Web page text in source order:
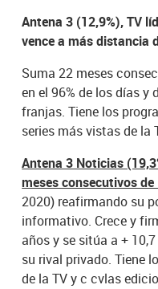
Antena 3 (12,9%), TV
vence a más distancia
Suma 22 meses
en el 96% de los días
franjas. Tiene los
series más vistas de la
Antena 3 Noticias
meses consecutivos
2020) reafirmando su
informativo. Crece y
años y se sitúa a +
su rival privado. Tiene
de la TV y c cvlas